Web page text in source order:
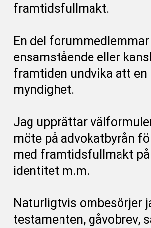
framtidsfullmakt.
En del
ensamstående eller
framtiden undvika att
myndighet.
Jag upprättar
möte på advokatbyrån
med framtidsfullmakt
identitet m.m.
Naturligtvis ombesörjer
testamenten, gåvobrev,